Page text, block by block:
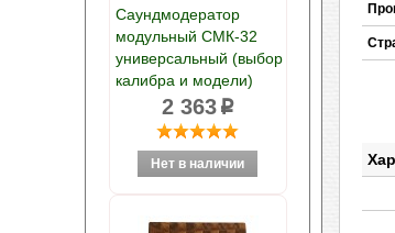
Саундмодератор
модульный СМК-32
универсальный (выбор
калибра и модели)
2 363p